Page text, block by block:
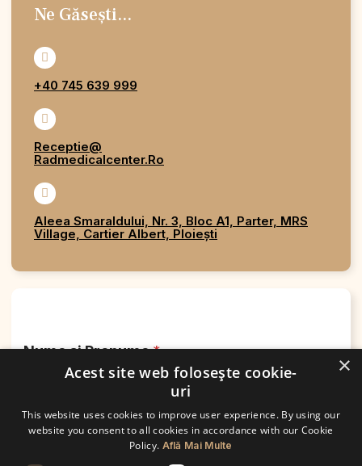
Nume si Prenume*
Alege specializarea dorita
Ne Găsești...
+40 745 639 999
Receptie@
Radmedicalcenter.ro
Aleea Smaraldului, Nr. 3, Bloc A1, Parter, MRS
Village, Cartier Albert, Ploiești
×
Acest site web folosește cookie-
uri
This website uses cookies to improve user experience. By using our
website you consent to all cookies in accordance with our Cookie
Policy. Află Mai Multe